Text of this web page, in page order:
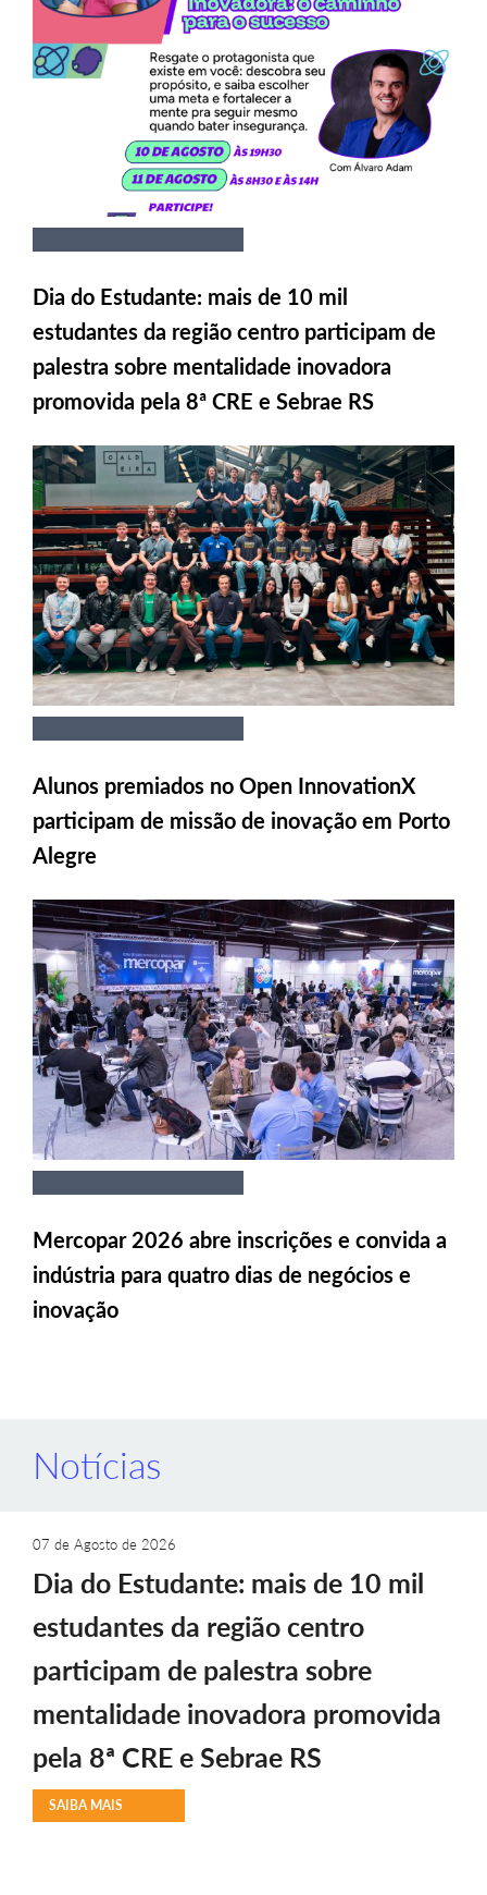
Dia do Estudante: mais de 10 mil
estudantes da região centro participam de
palestra sobre mentalidade inovadora
promovida pela 8ª CRE e Sebrae RS
Alunos premiados no Open InnovationX
participam de missão de inovação em Porto
Alegre
Mercopar 2026 abre inscrições e convida a
indústria para quatro dias de negócios e
inovação
Notícias
07 de Agosto de 2026
Dia do Estudante: mais de 10 mil
estudantes da região centro
participam de palestra sobre
mentalidade inovadora promovida
pela 8ª CRE e Sebrae RS
SAIBA MAIS